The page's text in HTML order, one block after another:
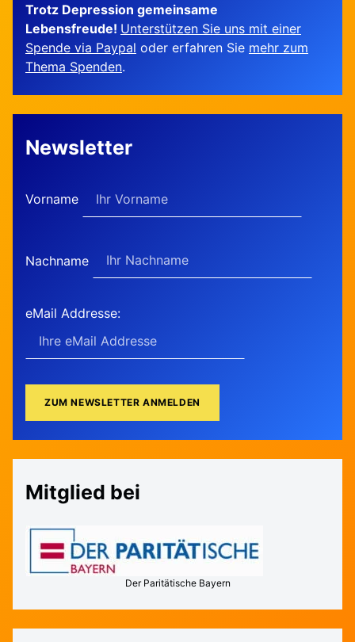
Trotz Depression gemeinsame
Lebensfreude! Unterstützen Sie uns mit einer
Spende via Paypal oder erfahren Sie mehr zum
Thema Spenden.
Newsletter
Vorname
Nachname
eMail Addresse:
Mitglied bei
Der Paritätische Bayern